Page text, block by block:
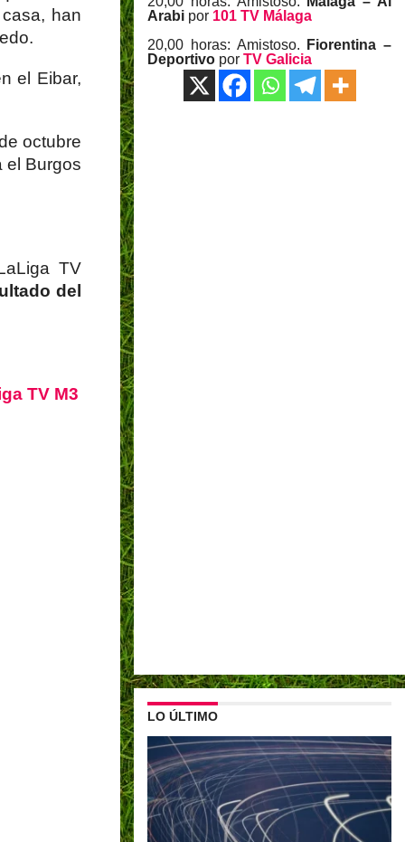
han
el Eibar,
octubre
el Burgos
TV
del
TV M3
Arabi por 101 TV Málaga
20,00 horas: Amistoso.
Fiorentina –
Deportivo por TV Galicia
LO ÚLTIMO